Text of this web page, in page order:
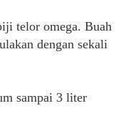
telor omega. Buah
dengan sekali
sampai 3 liter